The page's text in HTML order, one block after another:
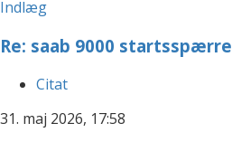
Indlæg
Re: saab 9000 startsspærre
Citat
31. maj 2026, 17:58